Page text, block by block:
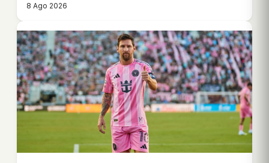
8 Ago 2026